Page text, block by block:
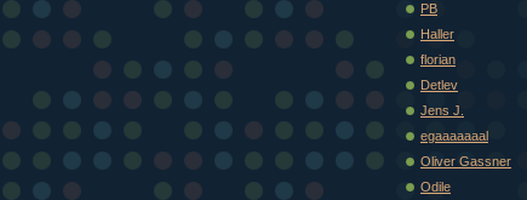
PB
Haller
florian
Detlev
Jens J.
egaaaaaaal
Oliver Gassner
Odile